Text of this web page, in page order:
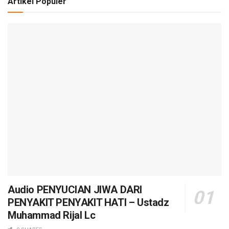
Audio PENYUCIAN JIWA DARI
PENYAKIT PENYAKIT HATI – Ustadz
Muhammad Rijal Lc